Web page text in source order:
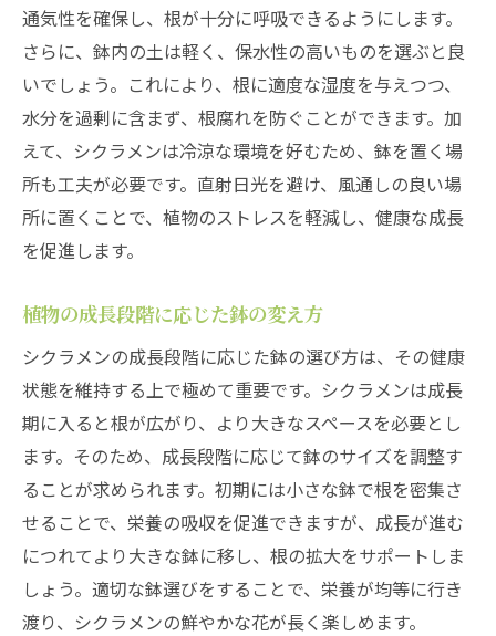
通気性を確保し、根が十分に呼吸できるようにします。
さらに、鉢内の土は軽く、保水性の高いものを選ぶと良
いでしょう。これにより、根に適度な湿度を与えつつ、
水分を過剰に含まず、根腐れを防ぐことができます。加
えて、シクラメンは冷涼な環境を好むため、鉢を置く場
所も工夫が必要です。直射日光を避け、風通しの良い場
所に置くことで、植物のストレスを軽減し、健康な成長
を促進します。
植物の成長段階に応じた鉢の変え方
シクラメンの成長段階に応じた鉢の選び方は、その健康
状態を維持する上で極めて重要です。シクラメンは成長
期に入ると根が広がり、より大きなスペースを必要とし
ます。そのため、成長段階に応じて鉢のサイズを調整す
ることが求められます。初期には小さな鉢で根を密集さ
せることで、栄養の吸収を促進できますが、成長が進む
につれてより大きな鉢に移し、根の拡大をサポートしま
しょう。適切な鉢選びをすることで、栄養が均等に行き
渡り、シクラメンの鮮やかな花が長く楽しめます。